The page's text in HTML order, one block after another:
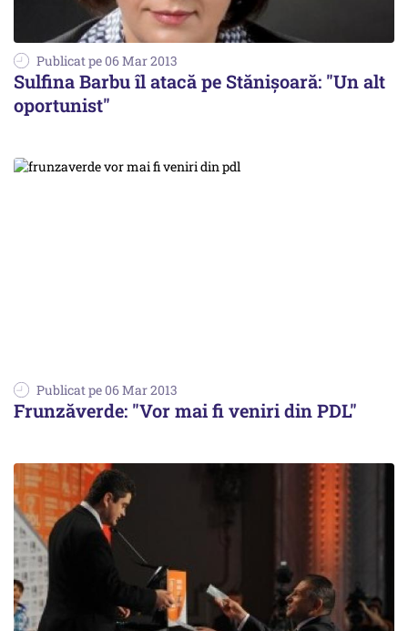
Publicat pe 06 Mar 2013
Sulfina Barbu îl atacă pe Stănișoară: "Un alt
oportunist"
Publicat pe 06 Mar 2013
Frunzăverde: "Vor mai fi veniri din PDL"